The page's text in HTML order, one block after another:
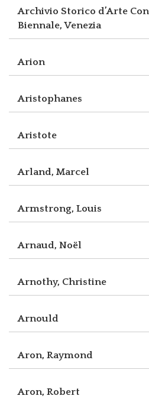
Archivio Storico d’Arte
Biennale, Venezia
Arion
Aristophanes
Aristote
Arland, Marcel
Armstrong, Louis
Arnaud, Noël
Arnothy, Christine
Arnould
Aron, Raymond
Aron, Robert